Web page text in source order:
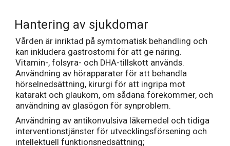
Hantering av sjukdomar
Vården är inriktad på symtomatisk behandling och
kan inkludera gastrostomi för att ge näring.
Vitamin-, folsyra- och DHA-tillskott används.
Användning av hörapparater för att behandla
hörselnedsättning, kirurgi för att ingripa mot
katarakt och glaukom, om sådana förekommer, och
användning av glasögon för synproblem.
Användning av antikonvulsiva läkemedel och tidiga
interventionstjänster för utvecklingsförsening och
intellektuell funktionsnedsättning;